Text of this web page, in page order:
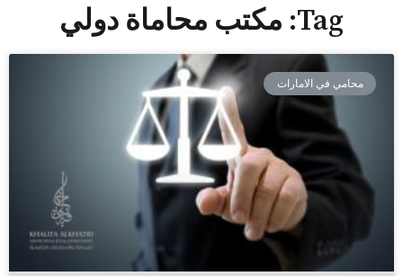
Tag: مكتب محاماة دولي
محامي في الامارات